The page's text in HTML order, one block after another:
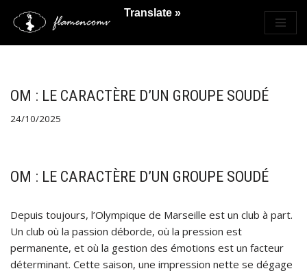
Saltar
OM : LE CARACTÈRE D’UN GROUPE SOUDÉ
24/10/2025
OM : LE CARACTÈRE D’UN GROUPE SOUDÉ
Depuis toujours, l’Olympique de Marseille est un club à part.
Un club où la passion déborde, où la pression est
permanente, et où la gestion des émotions est un facteur
déterminant. Cette saison, une impression nette se dégage
Translate »